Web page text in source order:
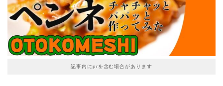
記事内にprを含む場合があります